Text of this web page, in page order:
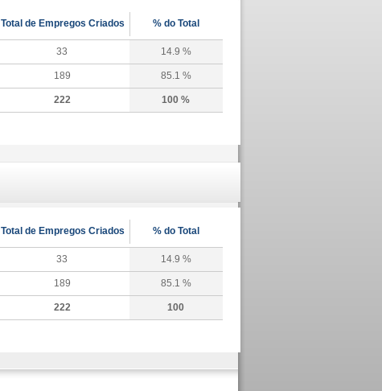
Total de Empregos Criados % do Total
33 14.9 %
189 85.1 %
222 100 %
Total de Empregos Criados % do Total
33 14.9 %
189 85.1 %
222 100